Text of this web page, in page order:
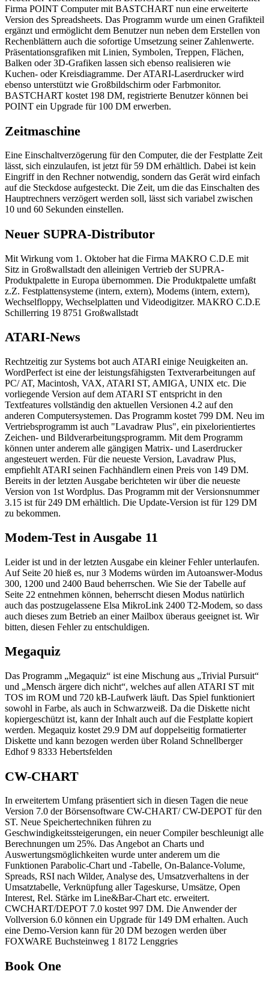
Firma POINT Computer mit BASTCHART nun eine erweiterte
Version des Spreadsheets. Das Programm wurde um einen Grafikteil
ergänzt und ermöglicht dem Benutzer nun neben dem Erstellen von
Rechenblättern auch die sofortige Umsetzung seiner Zahlenwerte.
Präsentationsgrafiken mit Linien, Symbolen, Treppen, Flächen,
Balken oder 3D-Grafiken lassen sich ebenso realisieren wie
Kuchen- oder Kreisdiagramme. Der ATARI-Laserdrucker wird
ebenso unterstützt wie Großbildschirm oder Farbmonitor.
BASTCHART kostet 198 DM, registrierte Benutzer können bei
POINT ein Upgrade für 100 DM erwerben.
Zeitmaschine
Eine Einschaltverzögerung für den Computer, die der Festplatte Zeit
lässt, sich einzulaufen, ist jetzt für 59 DM erhältlich. Dabei ist kein
Eingriff in den Rechner notwendig, sondern das Gerät wird einfach
auf die Steckdose aufgesteckt. Die Zeit, um die das Einschalten des
Hauptrechners verzögert werden soll, lässt sich variabel zwischen
10 und 60 Sekunden einstellen.
Neuer SUPRA-Distributor
Mit Wirkung vom 1. Oktober hat die Firma MAKRO C.D.E mit
Sitz in Großwallstadt den alleinigen Vertrieb der SUPRA-
Produktpalette in Europa übernommen. Die Produktpalette umfaßt
z.Z. Festplattensysteme (intern, extern), Modems (intern, extern),
Wechselfloppy, Wechselplatten und Videodigitzer. MAKRO C.D.E
Schillerring 19 8751 Großwallstadt
ATARI-News
Rechtzeitig zur Systems bot auch ATARI einige Neuigkeiten an.
WordPerfect ist eine der leistungsfähigsten Textverarbeitungen auf
PC/ AT, Macintosh, VAX, ATARI ST, AMIGA, UNIX etc. Die
vorliegende Version auf dem ATARI ST entspricht in den
Textfeatures vollständig den aktuellen Versionen 4.2 auf den
anderen Computersystemen. Das Programm kostet 799 DM. Neu im
Vertriebsprogramm ist auch "Lavadraw Plus", ein pixelorientiertes
Zeichen- und Bildverarbeitungsprogramm. Mit dem Programm
können unter anderem alle gängigen Matrix- und Laserdrucker
angesteuert werden. Für die neueste Version, Lavadraw Plus,
empfiehlt ATARI seinen Fachhändlern einen Preis von 149 DM.
Bereits in der letzten Ausgabe berichteten wir über die neueste
Version von 1st Wordplus. Das Programm mit der Versionsnummer
3.15 ist für 249 DM erhältlich. Die Update-Version ist für 129 DM
zu bekommen.
Modem-Test in Ausgabe 11
Leider ist und in der letzten Ausgabe ein kleiner Fehler unterlaufen.
Auf Seite 20 hieß es, nur 3 Modems würden im Autoanswer-Modus
300, 1200 und 2400 Baud beherrschen. Wie Sie der Tabelle auf
Seite 22 entnehmen können, beherrscht diesen Modus natürlich
auch das postzugelassene Elsa MikroLink 2400 T2-Modem, so dass
auch dieses zum Betrieb an einer Mailbox überaus geeignet ist. Wir
bitten, diesen Fehler zu entschuldigen.
Megaquiz
Das Programm „Megaquiz“ ist eine Mischung aus „Trivial Pursuit“
und „Mensch ärgere dich nicht“, welches auf allen ATARI ST mit
TOS im ROM und 720 kB-Laufwerk läuft. Das Spiel funktioniert
sowohl in Farbe, als auch in Schwarzweiß. Da die Diskette nicht
kopiergeschützt ist, kann der Inhalt auch auf die Festplatte kopiert
werden. Megaquiz kostet 29.9 DM auf doppelseitig formatierter
Diskette und kann bezogen werden über Roland Schnellberger
Edhof 9 8333 Hebertsfelden
CW-CHART
In erweitertem Umfang präsentiert sich in diesen Tagen die neue
Version 7.0 der Börsensoftware CW-CHART/ CW-DEPOT für den
ST. Neue Speichertechniken führen zu
Geschwindigkeitssteigerungen, ein neuer Compiler beschleunigt alle
Berechnungen um 25%. Das Angebot an Charts und
Auswertungsmöglichkeiten wurde unter anderem um die
Funktionen Parabolic-Chart und -Tabelle, On-Balance-Volume,
Spreads, RSI nach Wilder, Analyse des, Umsatzverhaltens in der
Umsatztabelle, Verknüpfung aller Tageskurse, Umsätze, Open
Interest, Rel. Stärke im Line&Bar-Chart etc. erweitert.
CWCHART/DEPOT 7.0 kostet 997 DM. Die Anwender der
Vollversion 6.0 können ein Upgrade für 149 DM erhalten. Auch
eine Demo-Version kann für 20 DM bezogen werden über
FOXWARE Buchsteinweg 1 8172 Lenggries
Book One